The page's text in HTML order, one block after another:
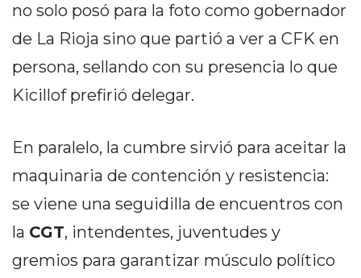
SE TE PIERDA NINGUNO
TÉRMINOS
Y
CONDICIONES
DE
PRIVACIDAD
no solo posó para la foto como gobernador
de La Rioja sino que partió a ver a CFK en
persona, sellando con su presencia lo que
Kicillof prefirió delegar.
En paralelo, la cumbre sirvió para aceitar la
maquinaria de contención y resistencia:
se viene una seguidilla de encuentros con
la CGT, intendentes, juventudes y
gremios para garantizar músculo político